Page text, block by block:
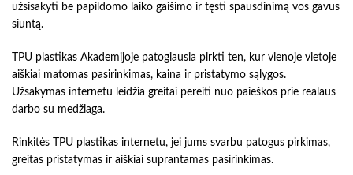
užsisakyti be papildomo laiko gaišimo ir tęsti spausdinimą vos gavus
siuntą.
TPU plastikas Akademijoje patogiausia pirkti ten, kur vienoje vietoje
aiškiai matomas pasirinkimas, kaina ir pristatymo sąlygos.
Užsakymas internetu leidžia greitai pereiti nuo paieškos prie realaus
darbo su medžiaga.
Rinkitės TPU plastikas internetu, jei jums svarbu patogus pirkimas,
greitas pristatymas ir aiškiai suprantamas pasirinkimas.